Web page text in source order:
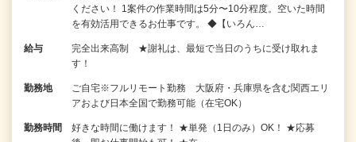
ください！ 1案件の作業時間は5分〜10分程度。空いた時間
を有効活用できるお仕事です。 ◆【いろん…
給与
完全出来高制 ★謝礼は、最短で当日のうちに受け取れま
す！
勤務地
ご自宅※フルリモート勤務 大阪府・兵庫県を含む関西エリ
アおよび日本全国で勤務可能（在宅OK）
勤務時間
好きな時間に働けます！ ★単発（1日のみ）OK！ ★応募